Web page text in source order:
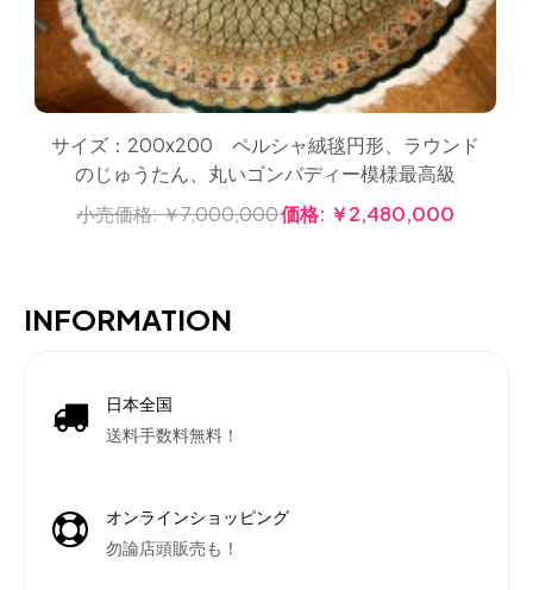
サイズ：200x200 ペルシャ絨毯円形、ラウンド
のじゅうたん、丸いゴンバディー模様最高級
小売価格:￥7,000,000価格: ￥2,480,000
INFORMATION
日本全国
送料手数料無料！
オンラインショッピング
勿論店頭販売も！